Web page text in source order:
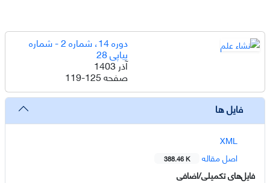
دوره 14، شماره 2 - شماره
پیاپی 28
آذر 1403
صفحه119-125
فایل ها
XML
اصل مقاله
388.46 K
فایل‌های تکمیلی/اضافی